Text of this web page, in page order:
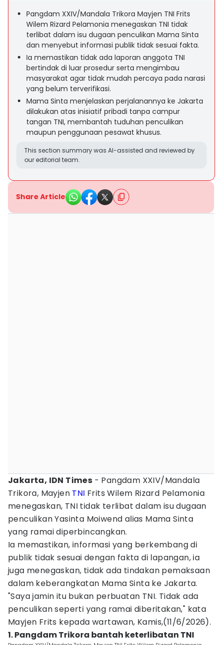
Pangdam XXIV/Mandala Trikora Mayjen TNI Frits
Wilem Rizard Pelamonia menegaskan TNI tidak
terlibat dalam isu dugaan penculikan Mama Sinta
dan menyebut informasi publik tidak sesuai fakta.
Ia memastikan tidak ada laporan anggota TNI
bertindak di luar prosedur serta mengimbau
masyarakat agar tidak mudah percaya pada narasi
yang belum terverifikasi.
Mama Sinta menjelaskan perjalanannya ke Jakarta
dilakukan atas inisiatif pribadi tanpa campur
tangan TNI, membantah tuduhan penculikan
maupun penggunaan pesawat khusus.
This section summary was AI-assisted and reviewed by
our editorial team.
Share Article
Jakarta, IDN Times - Pangdam XXIV/Mandala
Trikora, Mayjen TNI Frits Wilem Rizard Pelamonia
menegaskan, TNI tidak terlibat dalam isu dugaan
penculikan Yasinta Moiwend alias Mama Sinta
yang ramai diperbincangkan.
Ia memastikan, informasi yang berkembang di
publik tidak sesuai dengan fakta di lapangan, ia
juga menegaskan, tidak ada tindakan pemaksaan
dalam keberangkatan Mama Sinta ke Jakarta.
"Saya jamin itu bukan perbuatan TNI. Tidak ada
penculikan seperti yang ramai diberitakan," kata
Mayjen Frits kepada wartawan, Kamis,(11/6/2026).
1. Pangdam Trikora bantah keterlibatan TNI